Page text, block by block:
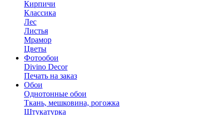
Кирпичи
Классика
Лес
Листья
Мрамор
Цветы
Фотообои
Divino Decor
Печать на заказ
Обои
Однотонные обои
Ткань, мешковина, рогожка
Штукатурка